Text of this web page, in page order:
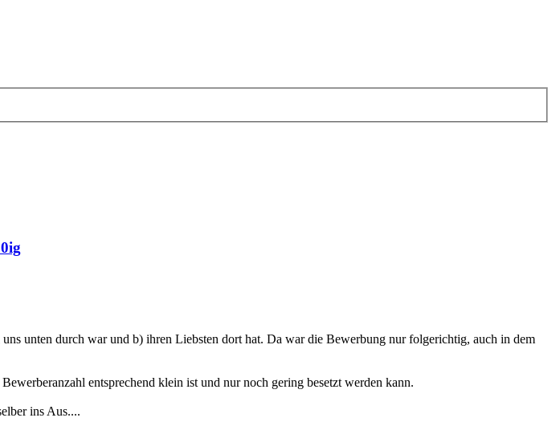
unten durch war und b) ihren Liebsten dort hat. Da war die Bewerbung nur folgerichtig, auch in dem
entsprechend klein ist und nur noch gering besetzt werden kann.
ins Aus....